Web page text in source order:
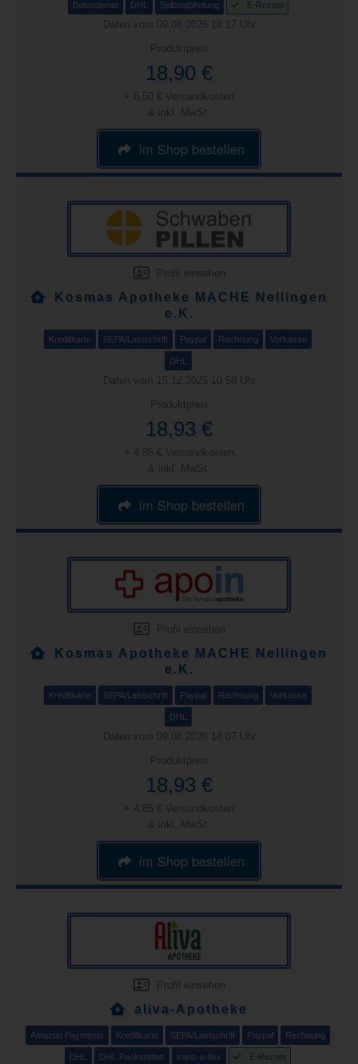
Botendienst DHL Selbstabholung E-Rezept
Daten vom 09.08.2026 18:17 Uhr
Produktpreis
18,90 €
+ 6,50 € Versandkosten
& inkl. MwSt.
im Shop bestellen
Profil einsehen
Kosmas Apotheke MACHE Nellingen
e.K.
Kreditkarte SEPA/Lastschrift Paypal Rechnung Vorkasse
DHL
Daten vom 15.12.2025 10:58 Uhr
Produktpreis
18,93 €
+ 4,85 € Versandkosten
& inkl. MwSt.
im Shop bestellen
Profil einsehen
Kosmas Apotheke MACHE Nellingen
e.K.
Kreditkarte SEPA/Lastschrift Paypal Rechnung Vorkasse
DHL
Daten vom 09.08.2026 18:07 Uhr
Produktpreis
18,93 €
+ 4,85 € Versandkosten
& inkl. MwSt.
im Shop bestellen
Profil einsehen
aliva-Apotheke
Amazon Payments Kreditkarte SEPA/Lastschrift Paypal Rechnung
DHL DHL Packstation trans-o-flex E-Rezept